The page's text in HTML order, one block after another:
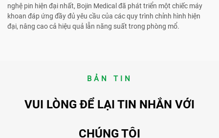
nghệ pin hiện đại nhất, Bojin Medical đã phát triển một chiếc máy
khoan đáp ứng đầy đủ yêu cầu của các quy trình chỉnh hình hiện
đại, nâng cao cả hiệu quả lẫn năng suất trong phòng mổ.
BẢN TIN
VUI LÒNG ĐỂ LẠI TIN NHẮN VỚI
CHÚNG TÔI